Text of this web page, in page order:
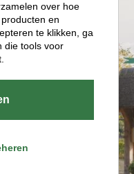
over hoe
en
te klikken, ga
die tools voor